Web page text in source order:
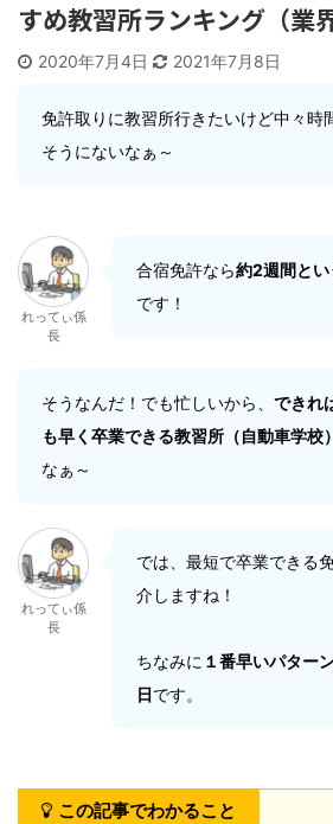
すめ教習所ランキング（業
2020年7月4日 2021年7月8日
免許取りに教習所行きたいけど中々時
そうにないなぁ～
れってぃ係
長
合宿免許なら約2週間と
です！
そうなんだ！でも忙しいから、 できれ
も早く卒業できる教習所（自動車学校）
なぁ～
れってぃ係
長
では、最短で卒業できる
介しますね！
ちなみに １番早いパター
日です。
この記事でわかること